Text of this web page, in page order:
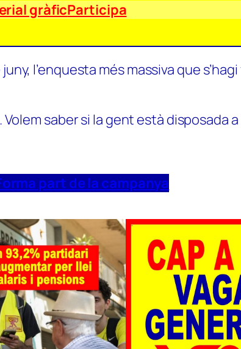
gràficParticipa
l’enquesta més massiva que
saber si la gent està disposada
part de la campanya